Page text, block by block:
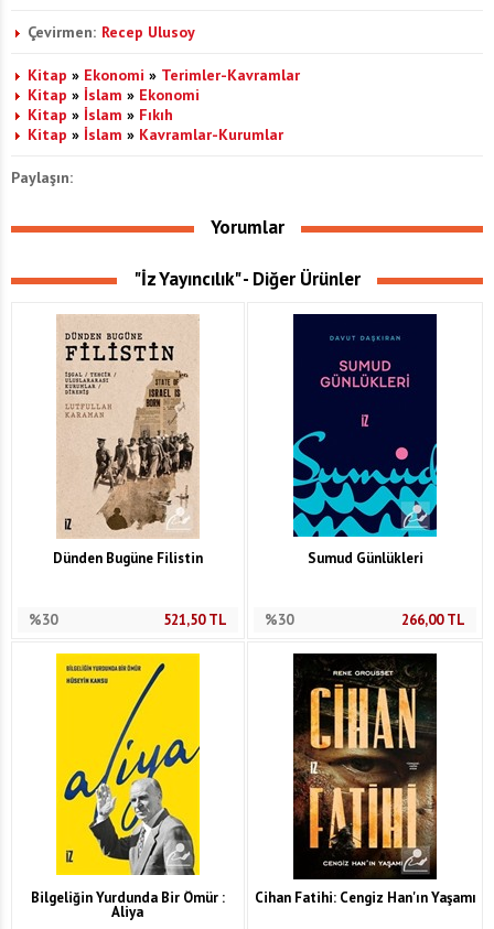
Çevirmen: Recep Ulusoy
Kitap » Ekonomi » Terimler-Kavramlar
Kitap » İslam » Ekonomi
Kitap » İslam » Fıkıh
Kitap » İslam » Kavramlar-Kurumlar
Paylaşın:
Yorumlar
"İz Yayıncılık" - Diğer Ürünler
Dünden Bugüne Filistin
%30 521,50TL
Sumud Günlükleri
%30 266,00TL
Bilgeliğin Yurdunda Bir Ömür :
Aliya
Cihan Fatihi: Cengiz Han'ın Yaşamı